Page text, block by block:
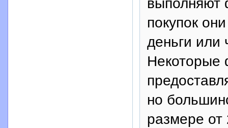
покупок
деньги или
Некоторые
но
размере от